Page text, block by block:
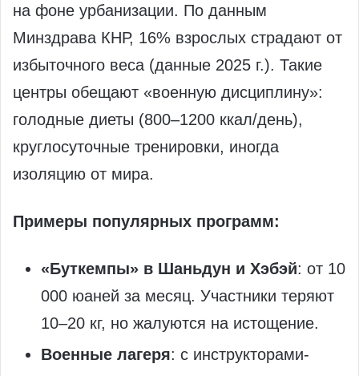
на фоне урбанизации. По данным
Минздрава КНР, 16% взрослых страдают от
избыточного веса (данные 2025 г.). Такие
центры обещают «военную дисциплину»:
голодные диеты (800–1200 ккал/день),
круглосуточные тренировки, иногда
изоляцию от мира.
Примеры популярных программ:
«Буткемпы» в Шаньдун и Хэбэй: от 10
000 юаней за месяц. Участники теряют
10–20 кг, но жалуются на истощение.
Военные лагеря: с инструкторами-